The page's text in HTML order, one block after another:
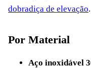
dobradiça de elevação.
Por Material
Aço inoxidável